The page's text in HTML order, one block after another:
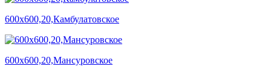
600х600,20,Камбулатовское
600х600,20,Мансуровское